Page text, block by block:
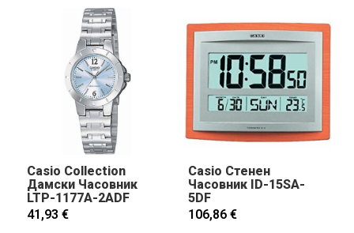
Casio Collection
Дамски Часовник
LTP-1177A-2ADF
41,93 €
Casio Стенен
Часовник ID-15SA-
5DF
106,86 €